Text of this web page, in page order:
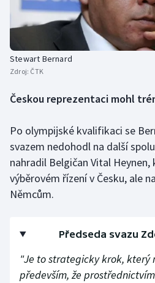
Olympijské hry
Parasport
Ragby
Rychlobruslení
Short track
Sportovní střelba
Stewart Bernard
Zdroj: ČTK
Českou reprezentaci mohl
Po olympijské kvalifikaci se
svazem nedohodl na další
nahradil Belgičan Vital
výběrovém řízení v Česku, ale
Němcům.
Předseda svazu
"Je to strategicky krok, který
především, že